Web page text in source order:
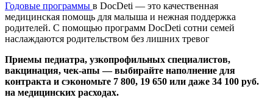
Годовые программы в DocDeti — это качественная
медицинская помощь для малыша и нежная поддержка
родителей. С помощью программ DocDeti сотни семей
наслаждаются родительством без лишних тревог
Приемы педиатра, узкопрофильных специалистов,
вакцинация, чек-апы — выбирайте наполнение для
контракта и сэкономьте 7 800, 19 650 или даже 34 100 руб.
на медицинских расходах.